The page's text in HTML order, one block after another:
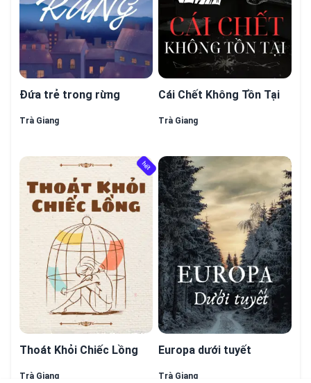
Đứa trẻ trong rừng
Trà Giang
Cái Chết Không Tồn Tại
Trà Giang
Thoát Khỏi Chiếc Lồng
Trà Giang
hết
Europa dưới tuyết
Trà Giang